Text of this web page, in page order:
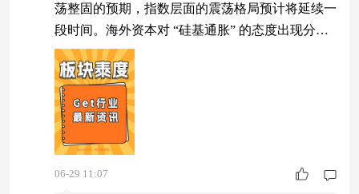
荡整固的预期，指数层面的震荡格局预计将延续一
段时间。海外资本对 “硅基通胀” 的态度出现分
化，短期市场缺乏增量利好催化，难以快速重回单
边上涨行情。中长期维度，长期资金持续入市与全
球资产再配置共同重塑 A 股市场生态，A 股慢牛
长牛的核心趋势并未改变，市场回调反而是逢低布
局的窗口期。操作上切忌追涨杀跌，可借助$国泰
中证A500ETF发起联接A$$国泰中
06-29 11:07